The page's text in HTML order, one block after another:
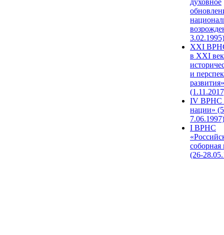
духовное
3.02.1995)
XХI
в XXI
и
развития»
IV ВРНС
нации»
7.06.1997)
I ВРНС
(26-